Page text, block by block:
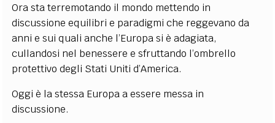
Ora sta terremotando il mondo mettendo in
discussione equilibri e paradigmi che reggevano da
anni e sui quali anche l’Europa si è adagiata,
cullandosi nel benessere e sfruttando l’ombrello
protettivo degli Stati Uniti d’America.
Oggi è la stessa Europa a essere messa in
discussione.